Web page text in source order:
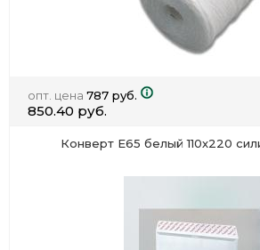
опт. цена 787 руб.
850.40 руб.
Конверт Е65 белый 110х220